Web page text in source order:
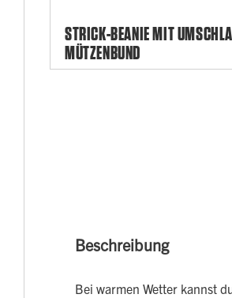
STRICK-BEANIE MIT
MÜTZENBUND
Beschreibung
Bei warmen Wetter kannst